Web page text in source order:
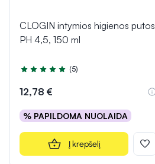
CLOGIN intymios higienos putos
PH 4,5, 150 ml
Įvertinimas 5.0 iš 5
(5)
12,78 €
% PAPILDOMA NUOLAIDA
Į krepšelį